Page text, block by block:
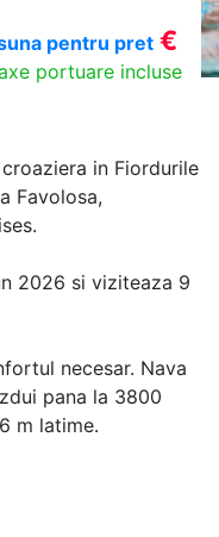
pentru pret€
portuare incluse
in Fiordurile
Favolosa,
2026 si viziteaza 9
necesar. Nava
pana la 3800
m latime.